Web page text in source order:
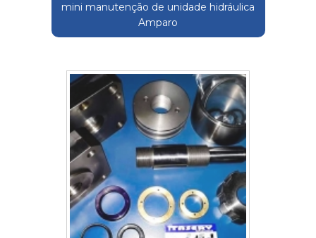
mini manutenção de unidade hidráulica
Amparo